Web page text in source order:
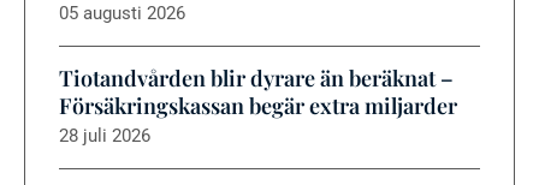
05 augusti 2026
Tiotandvården blir dyrare än beräknat –
Försäkringskassan begär extra miljarder
28 juli 2026